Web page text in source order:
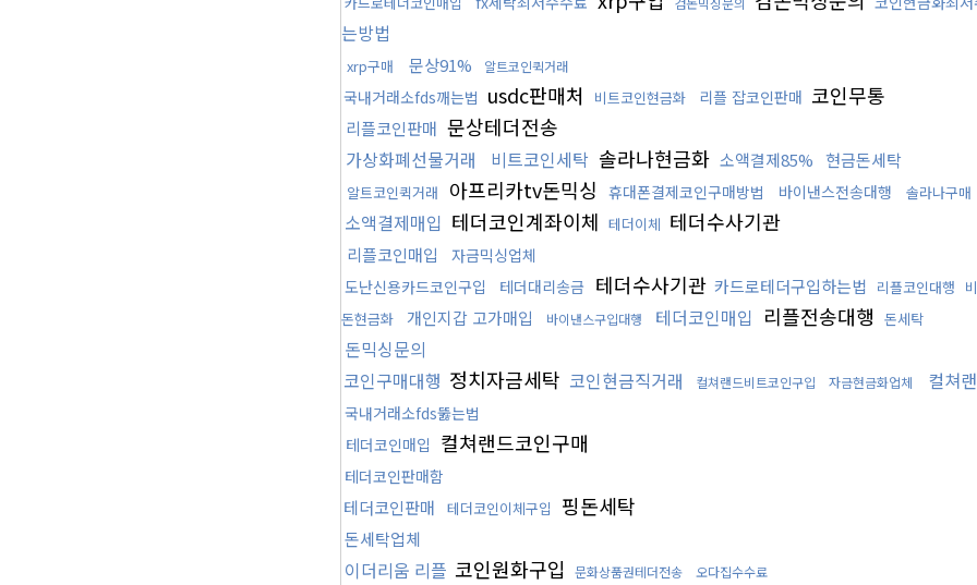
는방법
xrp구매 문상91% 알트코인퀵거래
국내거래소fds깨는법 usdc판매처 비트코인현금화 리플 잡코인판매 코인무통
리플코인판매 문상테더전송
가상화폐선물거래 비트코인세탁 솔라나현금화 소액결제85% 현금돈세탁
알트코인퀵거래 아프리카tv돈믹싱 휴대폰결제코인구매방법 바이낸스전송대행 솔라나구매
소액결제매입 테더코인계좌이체 테더이체 테더수사기관
리플코인매입
자금믹싱업체
도난신용카드코인구입
테더대리송금 테더수사기관 카드로테더구입하는법 리플코인대행
돈현금화
개인지갑 고가매입 바이낸스구입대행 테더코인매입 리플전송대행 돈세탁
돈믹싱문의
코인구매대행 정치자금세탁 코인현금직거래 컬쳐랜드비트코인구입 자금현금화업체 컬쳐
국내거래소fds뚫는법
테더코인매입 컬쳐랜드코인구매
테더코인판매함
테더코인판매 테더코인이체구입 핑돈세탁
돈세탁업체
이더리움 리플 코인원화구입 문화상품권테더전송 오다집수수료